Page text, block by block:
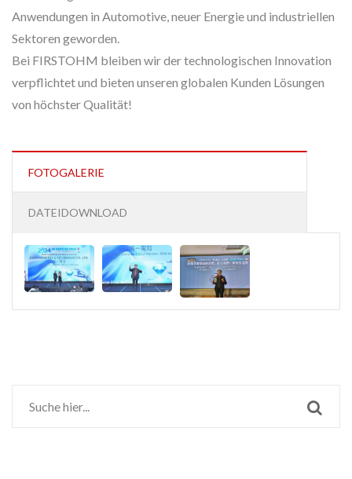
Anwendungen in Automotive, neuer Energie und industriellen
Sektoren geworden.
Bei FIRSTOHM bleiben wir der technologischen Innovation
verpflichtet und bieten unseren globalen Kunden Lösungen
von höchster Qualität!
FOTOGALERIE
DATEIDOWNLOAD